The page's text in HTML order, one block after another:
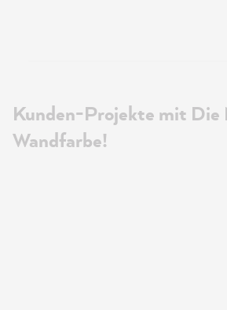
Kunden-Projekte mit Die
Wandfarbe!